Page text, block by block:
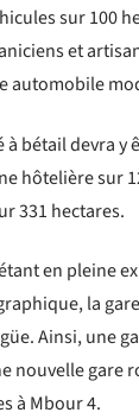
sur 100
et
automobile
à bétail devra y
hôtelière sur
331 hectares.
en pleine
la
Ainsi, une
nouvelle gare
à Mbour 4.